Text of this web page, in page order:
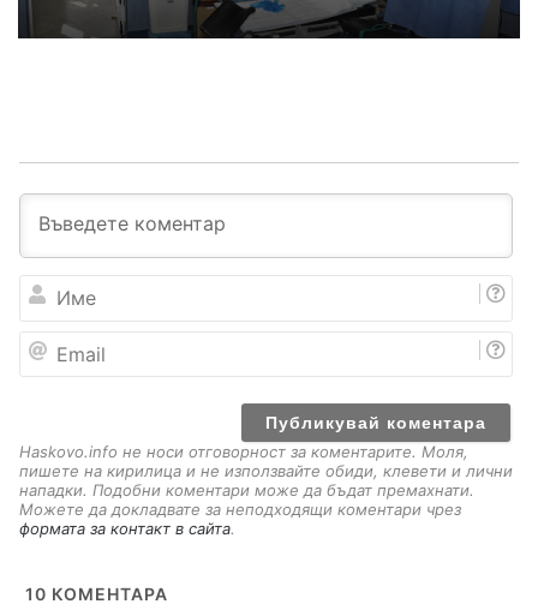
е
a
Haskovo.info не носи отговорност за коментарите. Моля,
пишете на кирилица и не използвайте обиди, клевети и лични
нападки. Подобни коментари може да бъдат премахнати.
Можете да докладвате за неподходящи коментари чрез
формата за контакт в сайта.
10 КОМЕНТАРА